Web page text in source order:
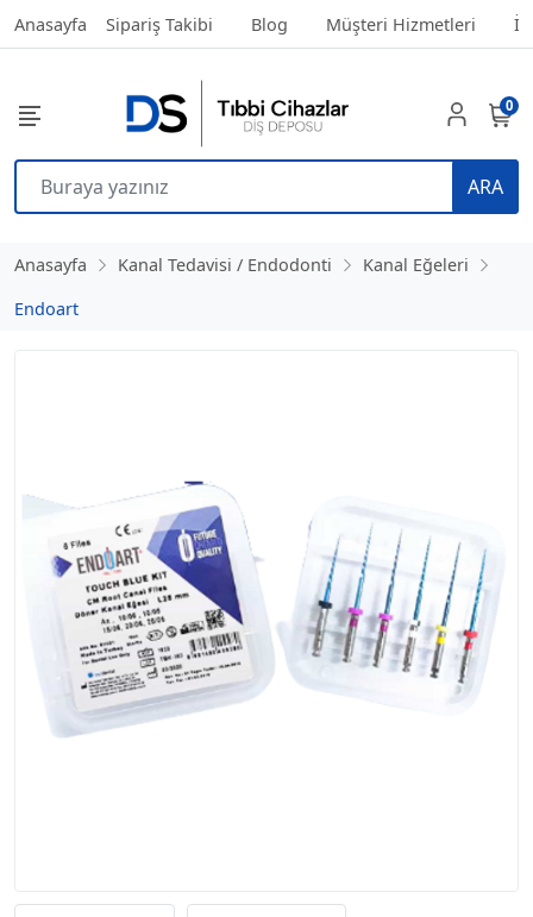
Anasayfa Sipariş Takibi Blog Müşteri Hizmetleri
ARA
0
Anasayfa Kanal Tedavisi / Endodonti
Kanal Eğeleri
Endoart